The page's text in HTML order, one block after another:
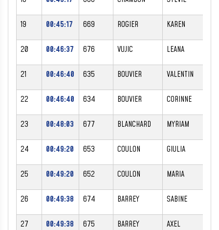
19 00:45:17 669 ROGIER KAREN
20 00:46:37 676 VUJIC LEANA
21 00:46:40 635 BOUVIER VALENTIN
22 00:46:40 634 BOUVIER CORINNE
23 00:48:03 677 BLANCHARD MYRIAM
24 00:49:20 653 COULON GIULIA
25 00:49:20 652 COULON MARIA
26 00:49:38 674 BARREY SABINE
27 00:49:38 675 BARREY AXEL